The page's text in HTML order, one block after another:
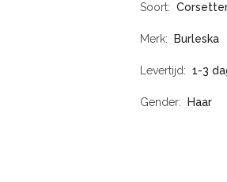
Soort
Merk Burleska
Levertijd 1-3
Gender Haar